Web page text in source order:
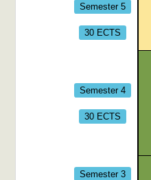
Semester 5
30 ECTS
Semester 4
30 ECTS
Semester 3